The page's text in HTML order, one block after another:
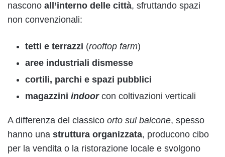
nascono all’interno delle città, sfruttando spazi
non convenzionali:
tetti e terrazzi (rooftop farm)
aree industriali dismesse
cortili, parchi e spazi pubblici
magazzini indoorcon coltivazioni verticali
A differenza del classico orto sul balcone, spesso
hanno una struttura organizzata, producono cibo
per la vendita o la ristorazione locale e svolgono